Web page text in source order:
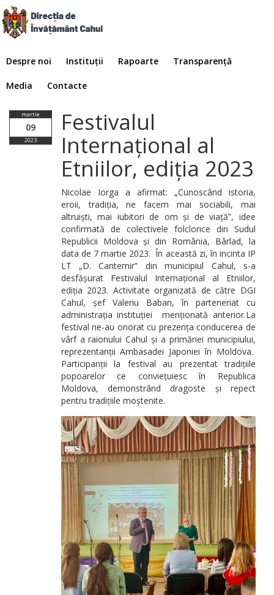
Despre noi Instituții Rapoarte Transparență
Media Contacte
martie
09
2023
Festivalul
Internațional al
Etniilor, ediția 2023
Nicolae Iorga a afirmat: „Cunoscând istoria,
eroii, tradiția, ne facem mai sociabili, mai
altruiști, mai iubitori de om și de viață”, idee
confirmată de colectivele folclorice din Sudul
Republicii Moldova și din România, Bârlad, la
data de 7 martie 2023. În această zi, în incinta IP
LT „D. Cantemir” din municipiul Cahul, s-a
desfășurat Festivalul Internațional al Etniilor,
ediția 2023. Activitate organizată de către DGI
Cahul, șef Valeriu Baban, în parteneriat cu
administrația instituției menționată anterior.La
festival ne-au onorat cu prezența conducerea de
vârf a raionului Cahul și a primăriei municipiului,
reprezentanții Ambasadei Japoniei în Moldova.
Participanții la festival au prezentat tradițiile
popoarelor ce conviețuiesc în Republica
Moldova, demonstrând dragoste și repect
pentru tradițiile moștenite.